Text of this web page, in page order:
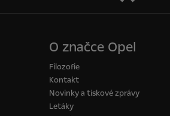
O značce Opel
Filozofie
Kontakt
Novinky a tiskové zprávy
Letáky